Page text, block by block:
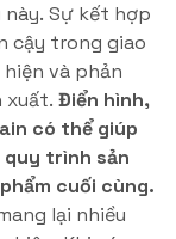
Sự kết hợp
cậy trong giao
và phản
xuất. Điển hình,
có thể giúp
quy trình sản
cuối cùng.
lại nhiều